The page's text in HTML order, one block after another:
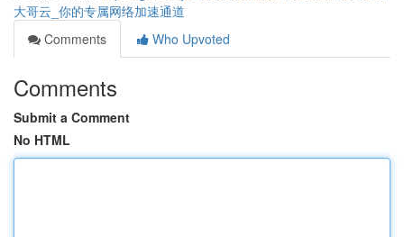
大哥云_你的专属网络加速通道
Comments
Who Upvoted
Comments
Submit a Comment
No HTML